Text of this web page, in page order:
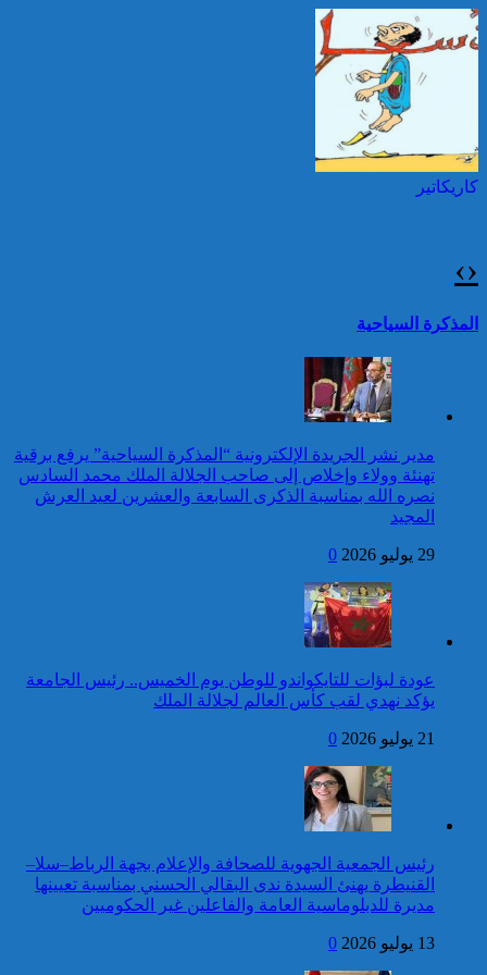
25 قتيلا و2823 جريحا
حصيلة حوادث السير
بالمناطق الحضرية خلال
الأسبوع المنصرم
بالمناطق الحضرية خلال
حصيلة حوادث السير
بالمناطق الحضرية خلال
الأسبوع المنصرم
الصحافة بواشنطن:المهاجم
كان يستهدف مسؤولين
حكوميين
السادس بمناسبة عيد العرش
المجيد
عيد العرش: برقية تهنئة إلى
جلالة الملك من الأمينة العامة
للمنظمة الدولية للفرانكفونية
برقية تهنئة إلى جلالة الملك
من رئيسة جمهورية الهند
بمناسبة عيد العرش المجيد
من الأمين العام لمنظمة
الأمم المتحدة بمناسبة عيد
توقيف شخصين هددا شرطيا
بسكينين خلال محاولة سرقة ليلا
تقرير: 67,7% من الأشخاص في
وضعية إعاقة لم يبلغوا أي مستوى
المديرية العامة للأمن الوطني تؤكد
بريطانية بشأن “اعتقال” مواطن
بريطاني عارية من الصحة
توقيف شخص للاشتباه في تورطه
في ارتكاب جريمة السرقة
المقرونة بالضرب والجرح المفضي
للموت كان ضحيتها مواطن أجنبي
بتارودانت
كاريكاتير
كاريكاتير
كاريكاتير
‹
›
المذكرة السياحية
مدير نشر الجريدة الإلكترونية “المذكرة السياحية” يرفع برقية
تهنئة وولاء وإخلاص إلى صاحب الجلالة الملك محمد السادس
نصره الله بمناسبة الذكرى السابعة والعشرين لعيد العرش
المجيد
29 يوليو 2026 0
عودة لبؤات للتايكواندو للوطن يوم الخميس.. رئيس الجامعة
يؤكد نهدي لقب كأس العالم لجلالة الملك
21 يوليو 2026 0
رئيس الجمعية الجهوية للصحافة والإعلام بجهة الرباط–سلا–
القنيطرة يهنئ السيدة ندى البقالي الحسني بمناسبة تعيينها
مديرة للدبلوماسية العامة والفاعلين غير الحكوميين
13 يوليو 2026 0